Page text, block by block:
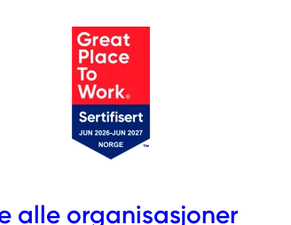
alle organisasjoner